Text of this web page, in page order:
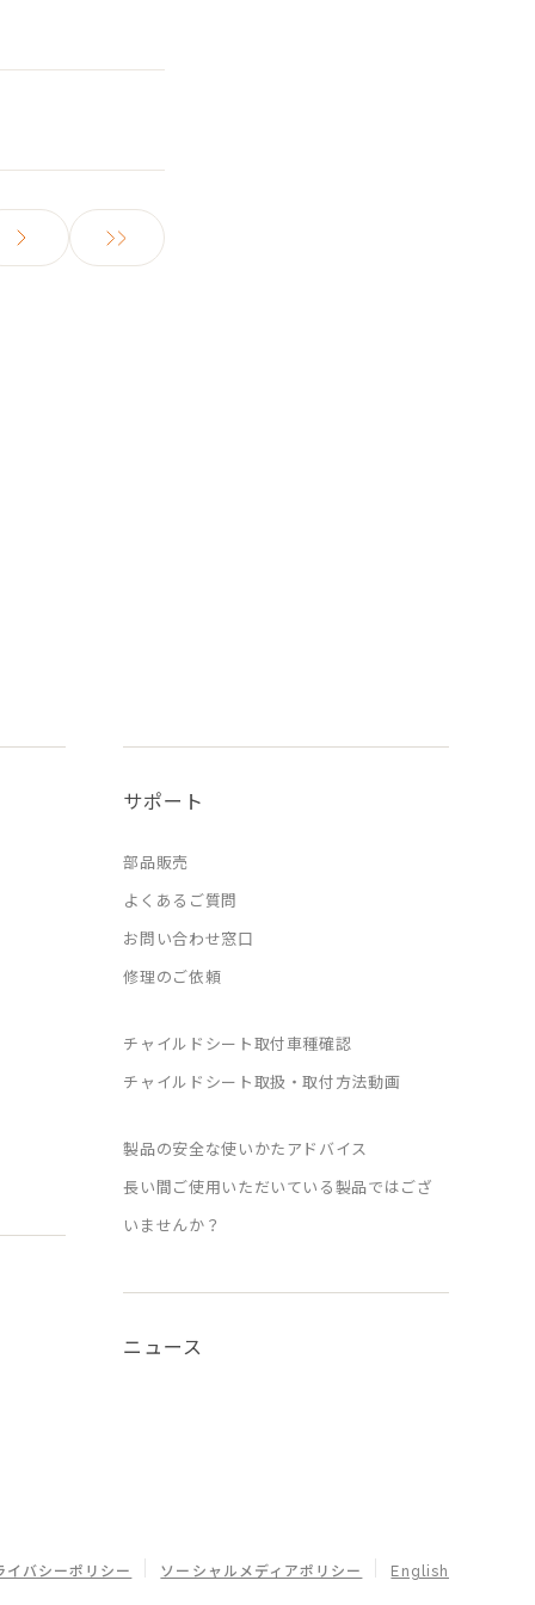
サポート
部品販売
よくあるご質問
お問い合わせ窓口
修理のご依頼
チャイルドシート取付車種確認
チャイルドシート取扱・取付方法動画
製品の安全な使いかたアドバイス
長い間ご使用いただいている製品ではござ
いませんか？
ニュース
イバシーポリシー ソーシャルメディアポリシー English